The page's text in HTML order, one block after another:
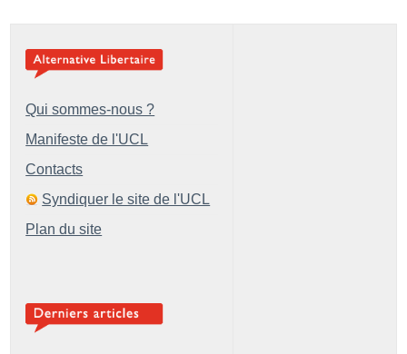
Qui sommes-nous ?
Manifeste de l'UCL
Contacts
Syndiquer le site de l'UCL
Plan du site